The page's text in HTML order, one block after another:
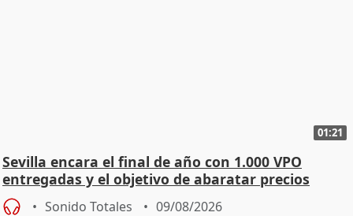
01:21
Sevilla encara el final de año con 1.000 VPO
entregadas y el objetivo de abaratar precios
Sonido Totales 09/08/2026